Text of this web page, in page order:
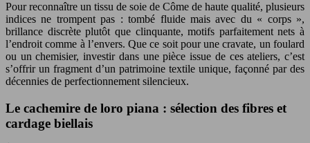
Pour reconnaître un tissu de soie de Côme de haute qualité, plusieurs
indices ne trompent pas : tombé fluide mais avec du « corps »,
brillance discrète plutôt que clinquante, motifs parfaitement nets à
l’endroit comme à l’envers. Que ce soit pour une cravate, un foulard
ou un chemisier, investir dans une pièce issue de ces ateliers, c’est
s’offrir un fragment d’un patrimoine textile unique, façonné par des
décennies de perfectionnement silencieux.
Le cachemire de loro piana : sélection des fibres et
cardage biellais